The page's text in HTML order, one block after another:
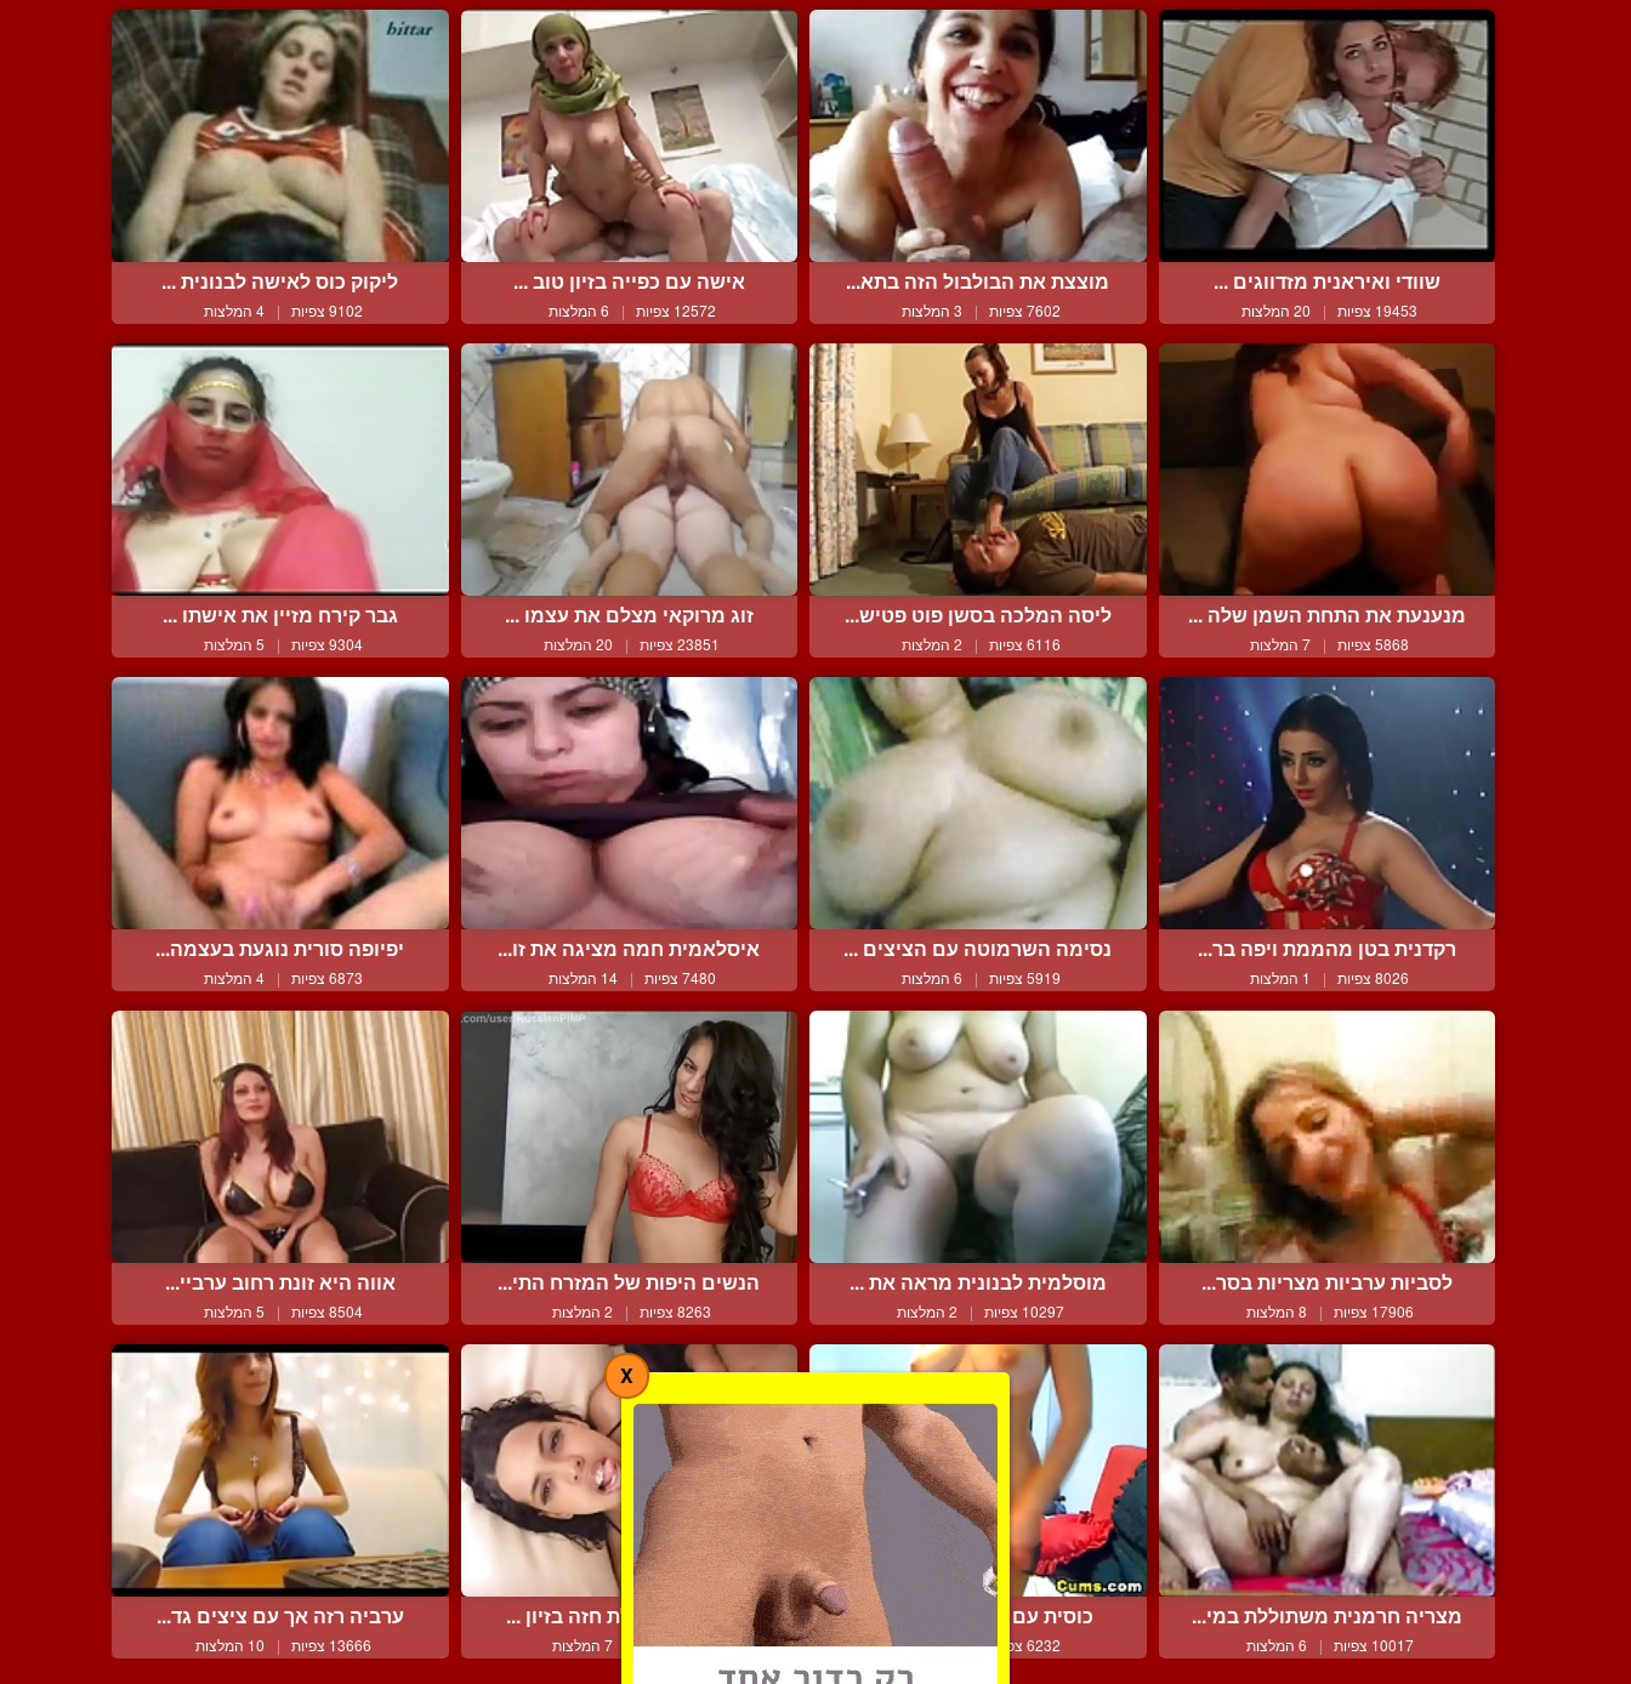
שוודי ואיראנית מזדווגים ...
19453 צפיות | 20 המלצות
מוצצת את הבולבול הזה בתא...
7602 צפיות | 3 המלצות
אישה עם כפייה בזיון טוב ...
12572 צפיות | 6 המלצות
ליקוק כוס לאישה לבנונית ...
9102 צפיות | 4 המלצות
מנענעת את התחת השמן שלה ...
5868 צפיות | 7 המלצות
ליסה המלכה בסשן פוט פטיש...
6116 צפיות | 2 המלצות
זוג מרוקאי מצלם את עצמו ...
23851 צפיות | 20 המלצות
גבר קירח מזיין את אישתו ...
9304 צפיות | 5 המלצות
רקדנית בטן מהממת ויפה בר...
8026 צפיות | 1 המלצות
נסימה השרמוטה עם הציצים ...
5919 צפיות | 6 המלצות
איסלאמית חמה מציגה את זו...
7480 צפיות | 14 המלצות
יפיופה סורית נוגעת בעצמה...
6873 צפיות | 4 המלצות
לסביות ערביות מצריות בסר...
17906 צפיות | 8 המלצות
מוסלמית לבנונית מראה את ...
10297 צפיות | 2 המלצות
הנשים היפות של המזרח התי...
8263 צפיות | 2 המלצות
אווה היא זונת רחוב ערביי...
8504 צפיות | 5 המלצות
מצריה חרמנית משתוללת במי...
10017 צפיות | 6 המלצות
כוסית עם גוף פיגוז נותנת...
6232 צפיות | 4 המלצות
שרמוטה מגודלת חזה בזיון ...
8662 צפיות | 7 המלצות
ערביה רזה אך עם ציצים גד...
13666 צפיות | 10 המלצות
X